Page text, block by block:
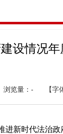
设情况年
浏览量： - 【字
新时代法治政